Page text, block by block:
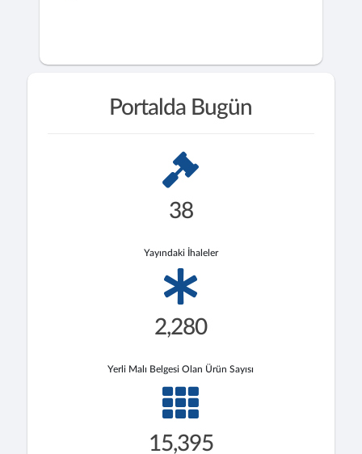
Portalda Bugün
38
Yayındaki İhaleler
2,280
Yerli Malı Belgesi Olan Ürün Sayısı
15,395